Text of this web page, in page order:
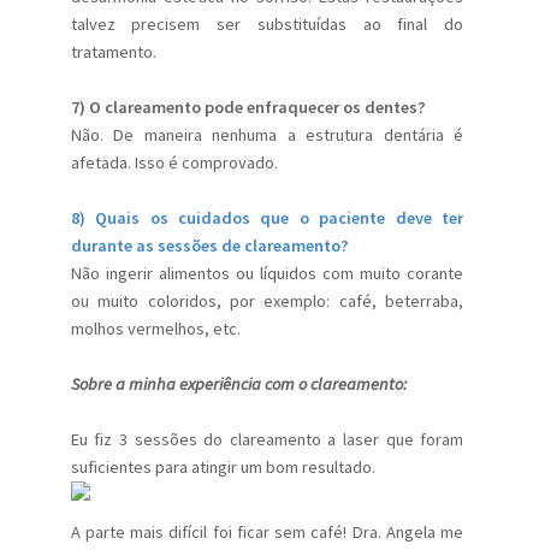
talvez precisem ser substituídas ao final do
tratamento.
7) O clareamento pode enfraquecer os dentes?
Não. De maneira nenhuma a estrutura dentária é
afetada. Isso é comprovado.
8) Quais os cuidados que o paciente deve ter
durante as sessões de clareamento?
Não ingerir alimentos ou líquidos com muito corante
ou muito coloridos, por exemplo: café, beterraba,
molhos vermelhos, etc.
Sobre a minha experiência com o clareamento:
Eu fiz 3 sessões do clareamento a laser que foram
suficientes para atingir um bom resultado.
A parte mais difícil foi ficar sem café! Dra. Angela me